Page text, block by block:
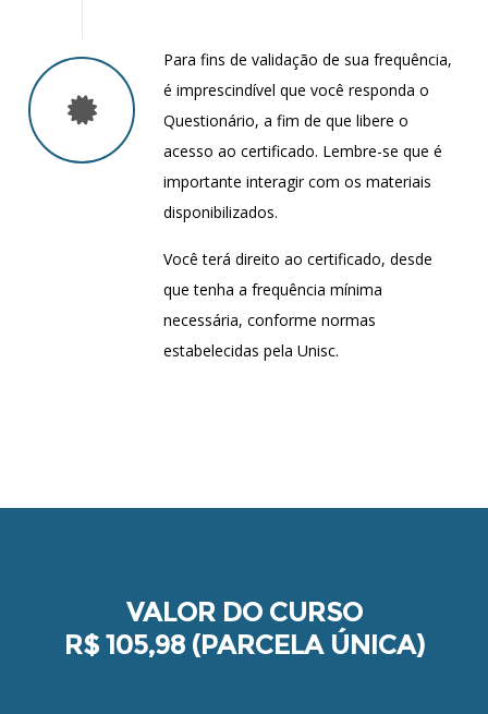
Para fins de validação de sua frequência,
é imprescindível que você responda o
Questionário, a fim de que libere o
acesso ao certificado. Lembre-se que é
importante interagir com os materiais
disponibilizados.
Você terá direito ao certificado, desde
que tenha a frequência mínima
necessária, conforme normas
estabelecidas pela Unisc.
VALOR DO CURSO
R$ 105,98 (PARCELA ÚNICA)